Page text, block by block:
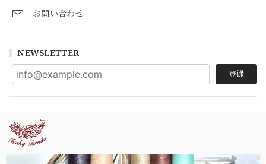
お問い合わせ
NEWSLETTER
登録